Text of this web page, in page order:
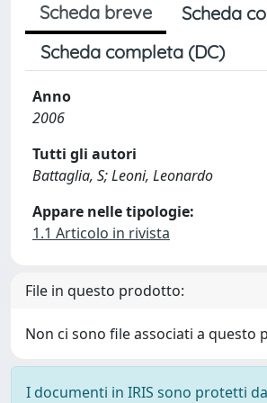
Scheda breve
Scheda
Scheda completa (DC)
Anno
2006
Tutti gli autori
Battaglia, S; Leoni, Leonardo
Appare nelle tipologie:
1.1 Articolo in rivista
File in questo prodotto:
Non ci sono file associati a questo
I documenti in IRIS sono protetti